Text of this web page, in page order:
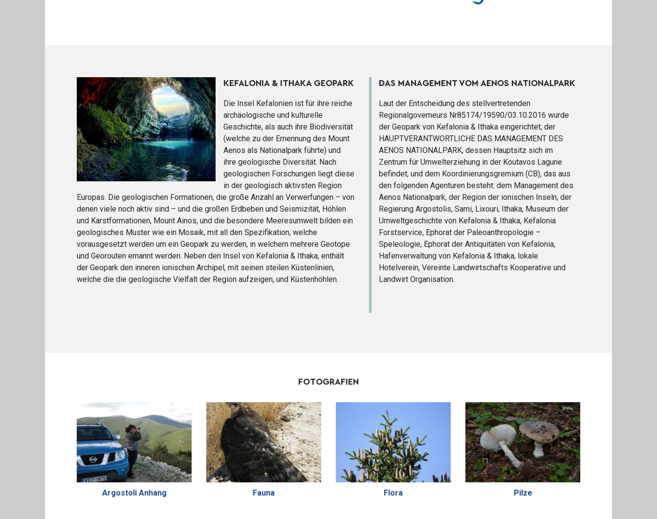
KEFALONIA & ITHAKA GEOPARK
Die Insel Kefalonien ist für ihre reiche
archäologische und kulturelle
Geschichte, als auch ihre Biodiversität
(welche zu der Ernennung des Mount
Aenos als Nationalpark führte) und
ihre geologische Diversität. Nach
geologischen Forschungen liegt diese
in der geologisch aktivsten Region
Europas. Die geologischen Formationen, die große Anzahl an Verwerfungen – von
denen viele noch aktiv sind – und die großen Erdbeben und Seismizität, Höhlen
und Karstformationen, Mount Ainos, und die besondere Meeresumwelt bilden ein
geologisches Muster wie ein Mosaik, mit all den Spezifikation, welche
vorausgesetzt werden um ein Geopark zu werden, in welchem mehrere Geotope
und Georouten ernannt werden. Neben den Insel von Kefalonia & Ithaka, enthält
der Geopark den inneren ionischen Archipel, mit seinen steilen Küstenlinien,
welche die die geologische Vielfalt der Region aufzeigen, und Küstenhöhlen.
DAS MANAGEMENT VOM AENOS NATIONALPARK
Laut der Entscheidung des stellvertretenden
Regionalgoverneurs Nr85174/19590/03.10.2016 wurde
der Geopark von Kefalonia & Ithaka eingerichtet; der
HAUPTVERANTWORTLICHE DAS MANAGEMENT DES
AENOS NATIONALPARK, dessen Hauptsitz sich im
Zentrum für Umwelterziehung in der Koutavos Lagune
befindet, und dem Koordinierungsgremium (CB), das aus
den folgenden Agenturen besteht: dem Management des
Aenos Nationalpark, der Region der ionischen Inseln, der
Regierung Argostolis, Sami, Lixouri, Ithaka, Museum der
Umweltgeschichte von Kefalonia & Ithaka, Kefalonia
Forstservice, Ephorat der Paleoanthropologie –
Speleologie, Ephorat der Antiquitäten von Kefalonia,
Hafenverwaltung von Kefalonia & Ithaka, lokale
Hotelverein, Vereinte Landwirtschafts Kooperative und
Landwirt Organisation.
FOTOGRAFIEN
Argostoli Anhang Fauna Flora Pilze